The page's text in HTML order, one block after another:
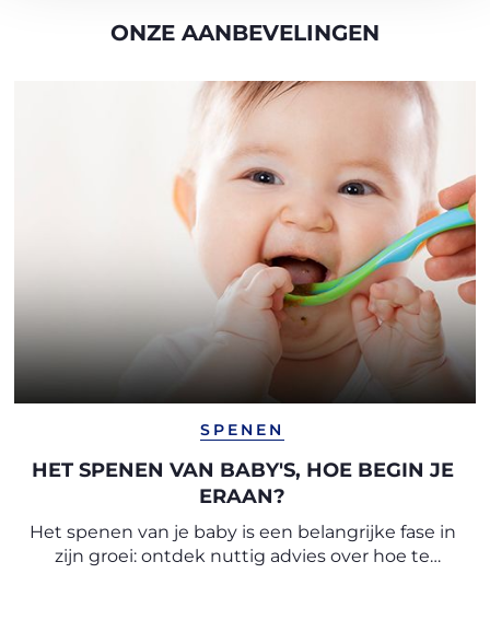
ONZE AANBEVELINGEN
SPENEN
HET SPENEN VAN BABY'S, HOE BEGIN JE
ERAAN?
Het spenen van je baby is een belangrijke fase in
zijn groei: ontdek nuttig advies over hoe te